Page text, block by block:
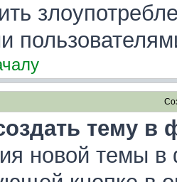
тему в
новой темы